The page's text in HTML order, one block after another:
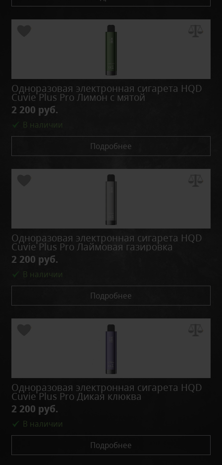
Одноразовая электронная сигарета HQD
Cuvie Plus Pro Лимон с мятой
2 200 руб.
В наличии
Подробнее
Одноразовая электронная сигарета HQD
Cuvie Plus Pro Лаймовая газировка
2 200 руб.
В наличии
Подробнее
Одноразовая электронная сигарета HQD
Cuvie Plus Pro Дикая клюква
2 200 руб.
В наличии
Подробнее